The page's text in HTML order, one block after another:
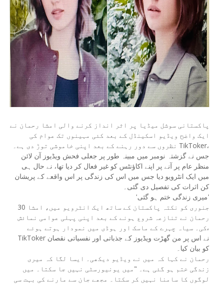
پاکستانی سوشل میڈیا پر اثر انداز کرنے والی امشا رحمان نے
ایک واضح ویڈیو اسکینڈل کے بعد کئی مہینوں تک عوام کی
نظروں سے دور رہنے کے بعد اپنی خاموشی توڑ دی ہے۔ TikToker،
جس نے گزشتہ نومبر میں مبینہ طور پر جعلی فحش ویڈیوز آن لائن
منظر عام پر آنے پر اپنے اکاؤنٹس کو غیر فعال کر دیا تھا، نے حال ہی
میں ایک انٹرویو دیا جس میں اس کی زندگی پر اس واقعے کے پریشان
کن اثرات کی تفصیل دی گئی۔
'میری زندگی ختم ہو گئی'
30 جنوری کو نکتہ پاکستان کے ساتھ ایک انٹرویو میں، امشا
رحمان نے تنازعہ شروع ہونے کے بعد اپنی پہلی عوامی نمائش
کی۔ سیاہ چہرے کے ماسک اور ہوڈی میں نمودار ہوتے ہوئے،
TikToker نے اس پر من گھڑت ویڈیوز کے جذباتی اور نفسیاتی نقصان
کو بیان کیا۔
رحمان نے کہا کہ میں نے ویڈیو دیکھی۔ ایسا لگا کہ میری
زندگی ختم ہو گئی ہے۔ "میں یونیورسٹی نہیں جا سکتا۔ میں
لوگوں کا سامنا نہیں کر سکتا۔ مجھے جان سے مارنے کی بہت سی